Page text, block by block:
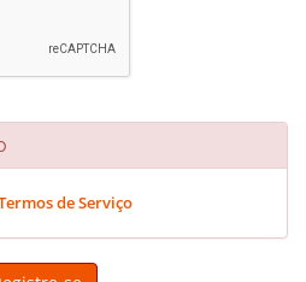
de Serviço